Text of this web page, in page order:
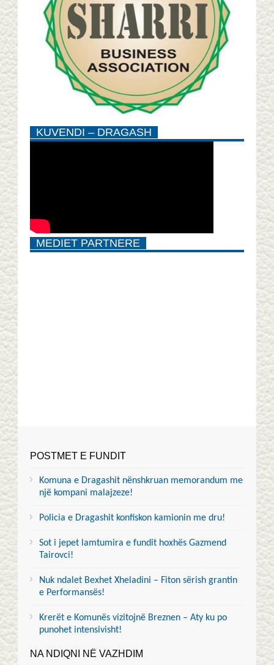
KUVENDI – DRAGASH
MEDIET PARTNERE
POSTMET E FUNDIT
Komuna e Dragashit nënshkruan memorandum me
një kompani malajzeze!
Policia e Dragashit konfiskon kamionin me dru!
Sot i jepet lamtumira e fundit hoxhës Gazmend
Tairovci!
Nuk ndalet Bexhet Xheladini – Fiton sërish grantin
e Performansës!
Krerët e Komunës vizitojnë Breznen – Aty ku po
punohet intensivisht!
NA NDIQNI NË VAZHDIM